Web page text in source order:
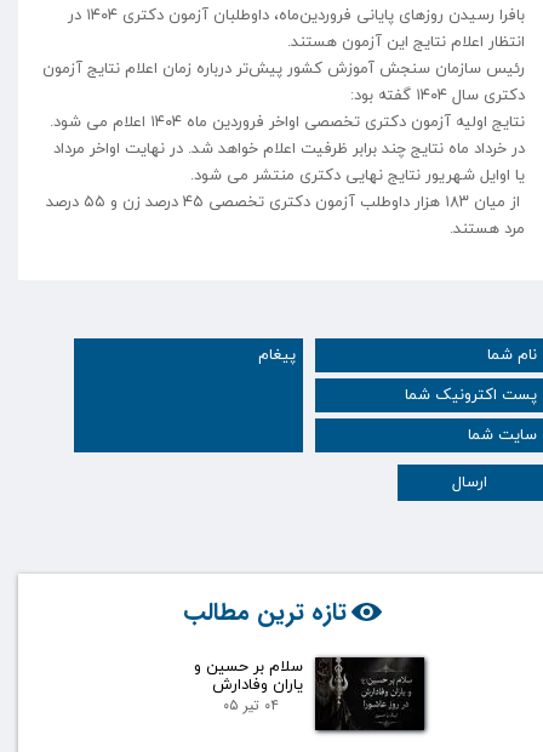
بافرا رسیدن روزهای پایانی فروردین‌ماه، داوطلبان آزمون دکتری ۱۴۰۴ در
انتظار اعلام نتایج این آزمون هستند.
رئیس سازمان سنجش آموزش کشور پیش‌تر درباره زمان اعلام نتایج آزمون
دکتری سال ۱۴۰۴ گفته بود:
نتایج اولیه آزمون دکتری تخصصی اواخر فروردین ماه ۱۴۰۴ اعلام می شود.
در خرداد ماه نتایج چند برابر ظرفیت اعلام خواهد شد. در نهایت اواخر مرداد
یا اوایل شهریور نتایج نهایی دکتری منتشر می شود.
از میان ۱۸۳ هزار داوطلب آزمون دکتری تخصصی ۴۵ درصد زن و ۵۵ درصد
مرد هستند.
ارسال
تازه ترین مطالب
سلام بر حسین و
یاران وفادارش
۰۴ تیر ۰۵